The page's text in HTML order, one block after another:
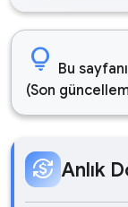
lightbulb Bu
(Son
currency_exchange Anlık